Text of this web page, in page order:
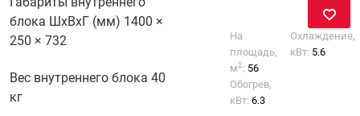
блока ШхВхГ (мм) 1400 ×
250 × 732
Вес внутреннего блока 40
кг
На
площадь,
м2: 56
Охлаждение,
кВт: 5.6
Обогрев,
кВт:6.3